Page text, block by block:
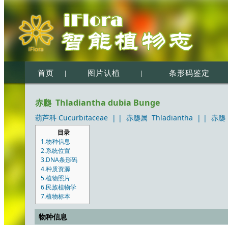
首页 | 图片认植 | 条形码鉴定
赤瓟 Thladiantha dubia Bunge
葫芦科 Cucurbitaceae | | 赤瓟属 Thladiantha | | 赤
目录
1.物种信息
2.系统位置
3.DNA条形码
4.种质资源
5.植物照片
6.民族植物学
7.植物标本
物种信息